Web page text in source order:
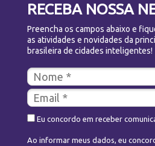
RECEBA NOSSA
Preencha os campos abaixo e
as atividades e novidades da
brasileira de cidades inteligentes!
Eu concordo em receber
Ao informar meus dados, eu